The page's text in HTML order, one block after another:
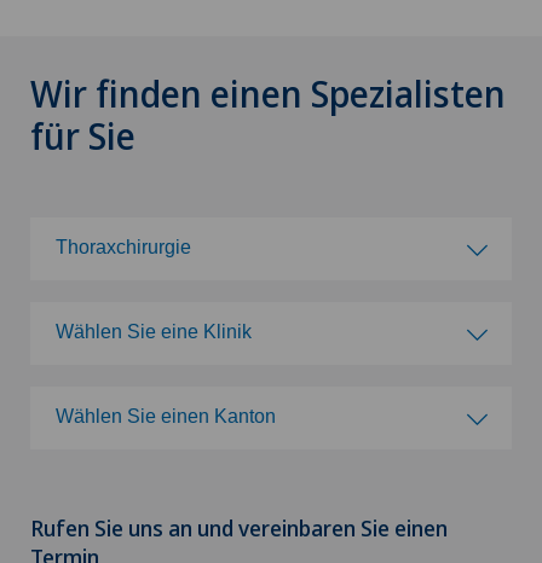
Wir finden einen Spezialisten
für Sie
Thoraxchirurgie
Wählen Sie eine Klinik
Clinica Sant'Anna
Wählen Sie einen Kanton
ZH
Rufen Sie uns an und vereinbaren Sie einen
Termin